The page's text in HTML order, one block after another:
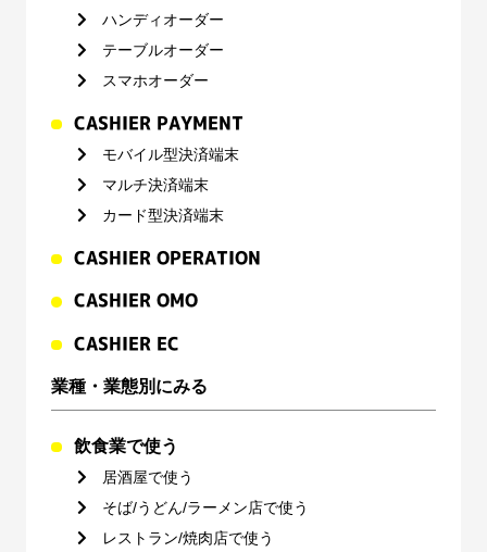
ハンディオーダー
テーブルオーダー
スマホオーダー
CASHIER PAYMENT
モバイル型決済端末
マルチ決済端末
カード型決済端末
CASHIER OPERATION
CASHIER OMO
CASHIER EC
業種・業態別にみる
飲食業で使う
居酒屋で使う
そば/うどん/ラーメン店で使う
レストラン/焼肉店で使う